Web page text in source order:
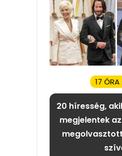
17
20 híresség,
megjelentek